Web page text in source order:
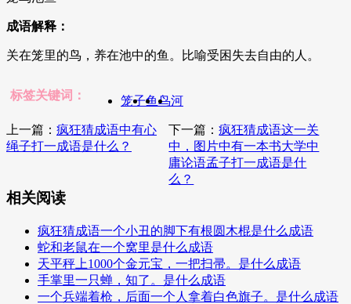
成语解释：
关在笼里的鸟，养在池中的鱼。比喻受困失去自由的人。
标签关键词： 笼子鱼鸟河
上一篇： 疯狂猜成语中有心
绳子打一成语是什么？
下一篇：疯狂猜成语这一关
中，图片中有一本书大学中
庸论语孟子打一成语是什
么？
相关阅读
疯狂猜成语一个小丑的脚下有根圆木棍是什么成语
蛇和老鼠在一个窝里是什么成语
天平秤上1000个金元宝，一把扫帚。是什么成语
手掌里一只蝉，知了。是什么成语
一个兵端着枪，后面一个人拿着白色旗子。是什么成语